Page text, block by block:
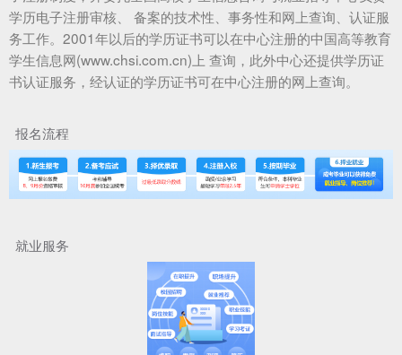
学历电子注册审核、 备案的技术性、事务性和网上查询、认证服
务工作。2001年以后的学历证书可以在中心注册的中国高等教育
学生信息网(www.chsi.com.cn)上 查询，此外中心还提供学历证
书认证服务，经认证的学历证书可在中心注册的网上查询。
报名流程
就业服务